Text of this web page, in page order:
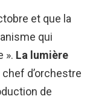
et que la
qui
». La lumière
d’orchestre
de